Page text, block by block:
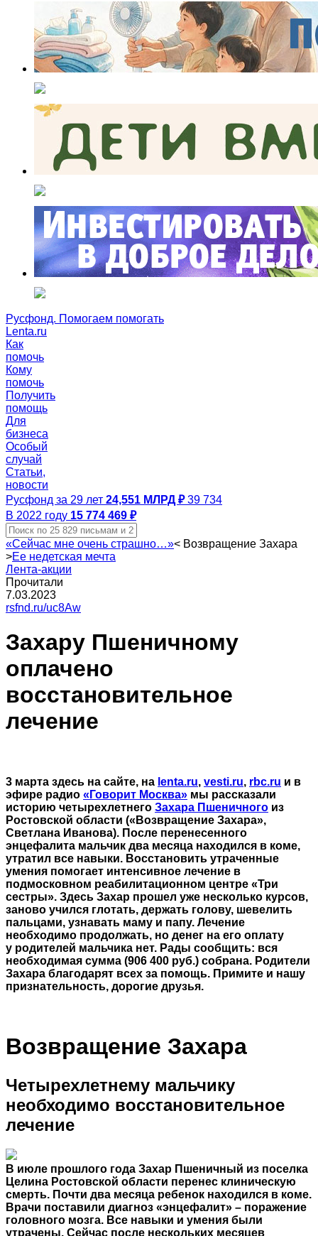
Русфонд. Помогаем помогать
Lenta.ru
Как
помочь
Кому
помочь
Получить
помощь
Для
бизнеса
Особый
случай
Статьи,
новости
Русфонд за 29 лет 24,551 МЛРД ₽ 39 734
В 2022 году 15 774 469 ₽
«Сейчас мне очень страшно…»< Возвращение Захара
>Ее недетская мечта
Лента-акции
Прочитали
7.03.2023
rsfnd.ru/uc8Aw
Захару Пшеничному
оплачено
восстановительное
лечение
3 марта здесь на сайте, на lenta.ru, vesti.ru, rbc.ru и в
эфире радио «Говорит Москва» мы рассказали
историю четырехлетнего Захара Пшеничного из
Ростовской области («Возвращение Захара»,
Светлана Иванова). После перенесенного
энцефалита мальчик два месяца находился в коме,
утратил все навыки. Восстановить утраченные
умения помогает интенсивное лечение в
подмосковном реабилитационном центре «Три
сестры». Здесь Захар прошел уже несколько курсов,
заново учился глотать, держать голову, шевелить
пальцами, узнавать маму и папу. Лечение
необходимо продолжать, но денег на его оплату
у родителей мальчика нет. Рады сообщить: вся
необходимая сумма (906 400 руб.) собрана. Родители
Захара благодарят всех за помощь. Примите и нашу
признательность, дорогие друзья.
Возвращение Захара
Четырехлетнему мальчику
необходимо восстановительное
лечение
В июле прошлого года Захар Пшеничный из поселка
Целина Ростовской области перенес клиническую
смерть. Почти два месяца ребенок находился в коме.
Врачи поставили диагноз «энцефалит» – поражение
головного мозга. Все навыки и умения были
утрачены. Сейчас после нескольких месяцев